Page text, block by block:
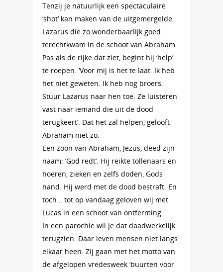
Tenzij je natuurlijk een spectaculaire
‘shot’ kan maken van de uitgemergelde
Lazarus die zo wonderbaarlijk goed
terechtkwam in de schoot van Abraham.
Pas als de rijke dat ziet, begint hij ‘help’
te roepen. ‘Voor mij is het te laat. Ik heb
het niet geweten. Ik heb nog broers.
Stuur Lazarus naar hen toe. Ze luisteren
vast naar iemand die uit de dood
terugkeert’. Dat het zal helpen, gelooft
Abraham niet zo.
Een zoon van Abraham, Jezus, deed zijn
naam: ‘God redt’. Hij reikte tollenaars en
hoeren, zieken en zelfs doden, Gods
hand. Hij werd met de dood bestraft. En
toch… tot op vandaag geloven wij met
Lucas in een schoot van ontferming.
In een parochie wil je dat daadwerkelijk
terugzien. Daar leven mensen niet langs
elkaar heen. Zij gaan met het motto van
de afgelopen vredesweek ‘buurten voor